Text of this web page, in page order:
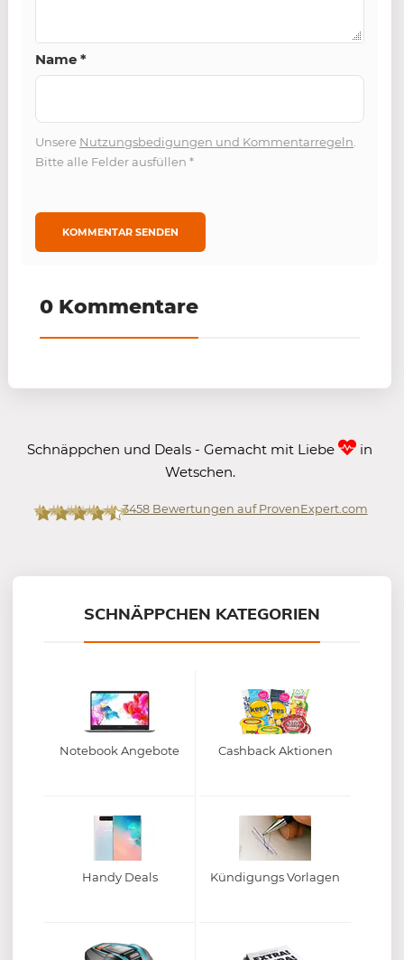
Name *
Unsere Nutzungsbedigungen und Kommentarregeln.
Bitte alle Felder ausfüllen *
0 Kommentare
Schnäppchen und Deals - Gemacht mit Liebe
in
Wetschen.
3458Bewertungen auf ProvenExpert.com
SCHNÄPPCHEN KATEGORIEN
Notebook Angebote Cashback Aktionen
Handy Deals Kündigungs Vorlagen